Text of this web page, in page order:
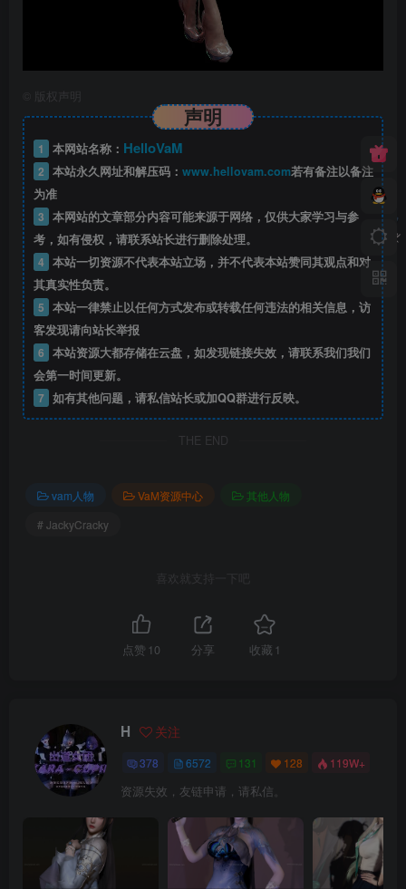
版权声明
声明
1 本网站名称： HelloVaM
2 本站永久网址和解压码： www.hellovam.com若有备注以备注
为准
3 本网站的文章部分内容可能来源于网络，仅供大家学习与参
考，如有侵权，请联系站长进行删除处理。
4 本站一切资源不代表本站立场，并不代表本站赞同其观点和对
其真实性负责。
5 本站一律禁止以任何方式发布或转载任何违法的相关信息，访
客发现请向站长举报
6 本站资源大都存储在云盘，如发现链接失效，请联系我们我们
会第一时间更新。
7 如有其他问题，请私信站长或加QQ群进行反映。
THE END
vam人物 VaM资源中心
其他人物
# JackyCracky
喜欢就支持一下吧
点赞 10 分享 收藏 1
H 关注
378 6572 131 128 119W+
资源失效，友链申请，请私信。